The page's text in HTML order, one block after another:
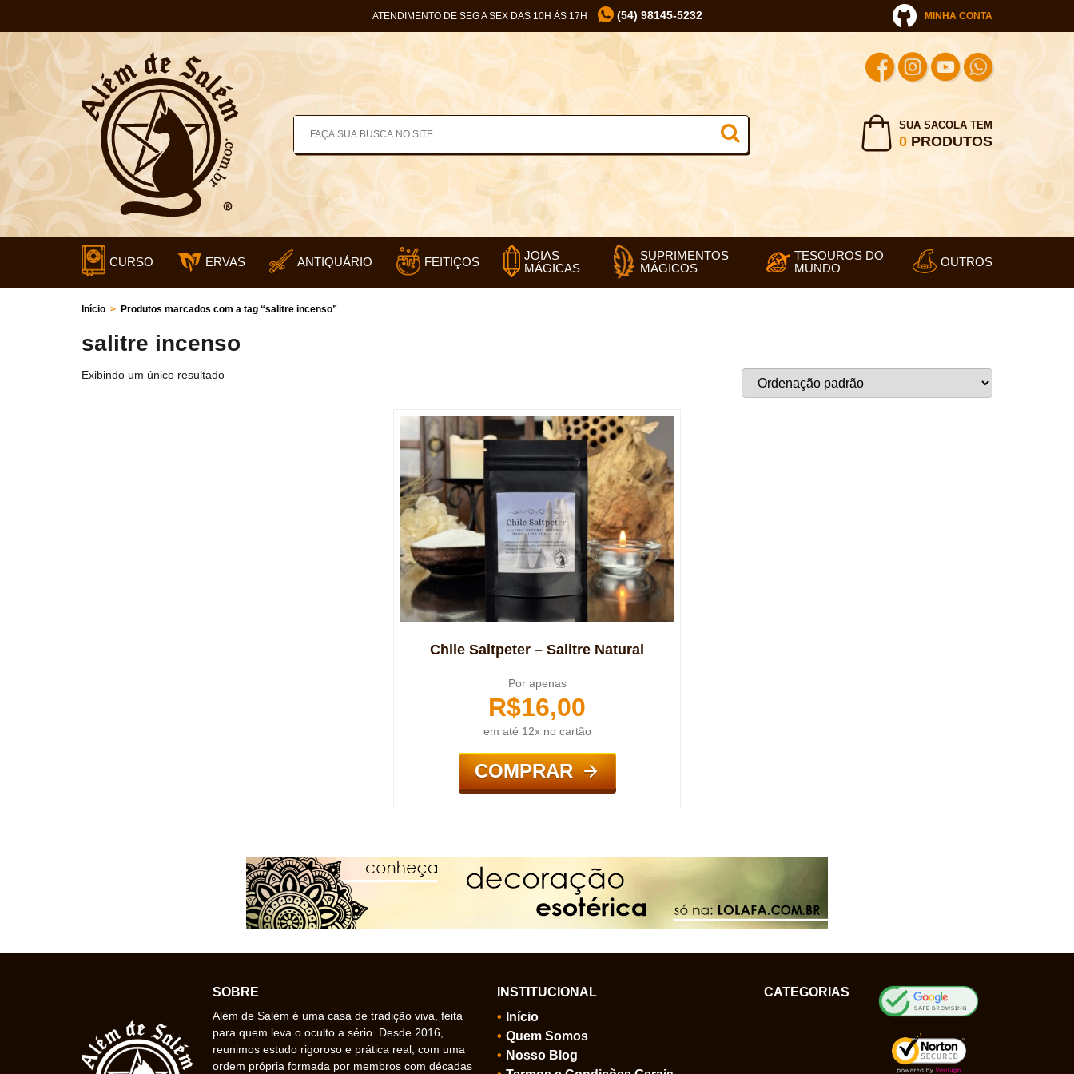
ATENDIMENTO DE SEG A SEX DAS 10H ÀS 17H (54) 98145-5232 MINHA CONTA
SUA SACOLA TEM
0PRODUTOS
CURSO ERVAS ANTIQUÁRIO FEITIÇOS
JOIAS
MÁGICAS
SUPRIMENTOS
MÁGICOS
TESOUROS DO
MUNDO
OUTROS
Início > Produtos marcados com a tag “salitre incenso”
salitre incenso
Exibindo um único resultado
Chile Saltpeter – Salitre Natural
Por apenas
R$16,00
em até 12x no cartão
COMPRAR
SOBRE
Além de Salém é uma casa de tradição viva, feita
para quem leva o oculto a sério. Desde 2016,
reunimos estudo rigoroso e prática real, com uma
ordem própria formada por membros com décadas
INSTITUCIONAL
Início
Quem Somos
Nosso Blog
CATEGORIAS